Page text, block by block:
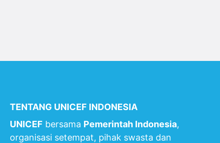
TENTANG UNICEF INDONESIA
UNICEF bersama Pemerintah Indonesia,
organisasi setempat, pihak swasta dan